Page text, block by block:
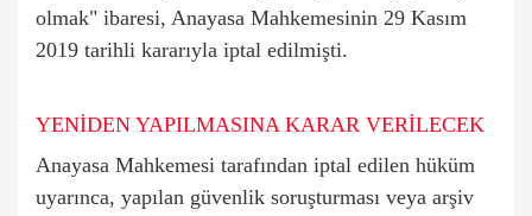
olmak" ibaresi, Anayasa Mahkemesinin 29 Kasım
2019 tarihli kararıyla iptal edilmişti.
YENİDEN YAPILMASINA KARAR VERİLECEK
Anayasa Mahkemesi tarafından iptal edilen hüküm
uyarınca, yapılan güvenlik soruşturması veya arşiv